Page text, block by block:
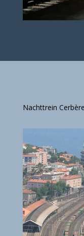
Nachttrein